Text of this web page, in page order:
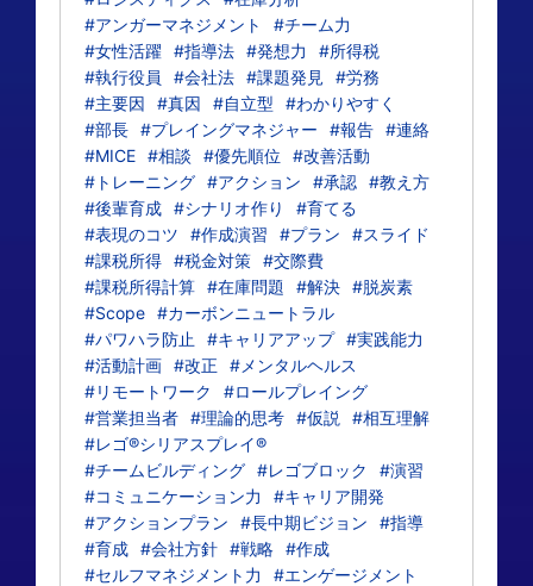
#アンガーマネジメント
#チーム力
#女性活躍 #指導法 #発想力
#所得税
#執行役員
#会社法 #課題発見
#労務
#主要因
#真因 #自立型
#わかりやすく
#部長 #プレイングマネジャー #報告 #連絡
#MICE #相談 #優先順位
#改善活動
#トレーニング #アクション #承認 #教え方
#後輩育成 #シナリオ作り
#育てる
#表現のコツ
#作成演習 #プラン
#スライド
#課税所得 #税金対策 #交際費
#課税所得計算 #在庫問題 #解決 #脱炭素
#Scope #カーボンニュートラル
#パワハラ防止
#キャリアアップ #実践能力
#活動計画 #改正
#メンタルヘルス
#リモートワーク
#ロールプレイング
#営業担当者 #理論的思考 #仮説
#相互理解
#レゴ®シリアスプレイ®
#チームビルディング #レゴブロック
#演習
#コミュニケーション力
#キャリア開発
#アクションプラン
#長中期ビジョン
#指導
#育成 #会社方針 #戦略 #作成
#セルフマネジメント力
#エンゲージメント